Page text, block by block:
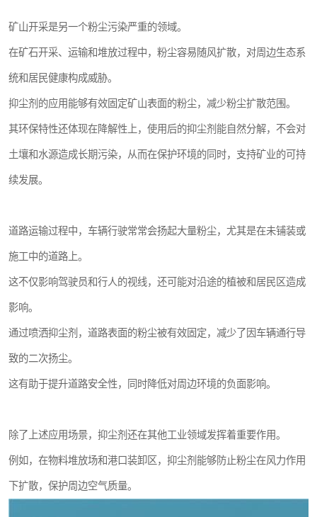
矿山开采是另一个粉尘污染严重的领域。
在矿石开采、运输和堆放过程中，粉尘容易随风扩散，对周边生态系
统和居民健康构成威胁。
抑尘剂的应用能够有效固定矿山表面的粉尘，减少粉尘扩散范围。
其环保特性还体现在降解性上，使用后的抑尘剂能自然分解，不会对
土壤和水源造成长期污染，从而在保护环境的同时，支持矿业的可持
续发展。
道路运输过程中，车辆行驶常常会扬起大量粉尘，尤其是在未铺装或
施工中的道路上。
这不仅影响驾驶员和行人的视线，还可能对沿途的植被和居民区造成
影响。
通过喷洒抑尘剂，道路表面的粉尘被有效固定，减少了因车辆通行导
致的二次扬尘。
这有助于提升道路安全性，同时降低对周边环境的负面影响。
除了上述应用场景，抑尘剂还在其他工业领域发挥着重要作用。
例如，在物料堆放场和港口装卸区，抑尘剂能够防止粉尘在风力作用
下扩散，保护周边空气质量。